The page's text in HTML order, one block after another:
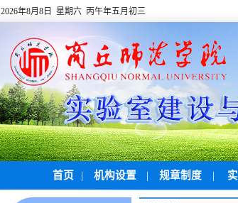
2026年8月8日 星期六 丙午年五月初三
首页 | 机构设置 | 规章制度 |